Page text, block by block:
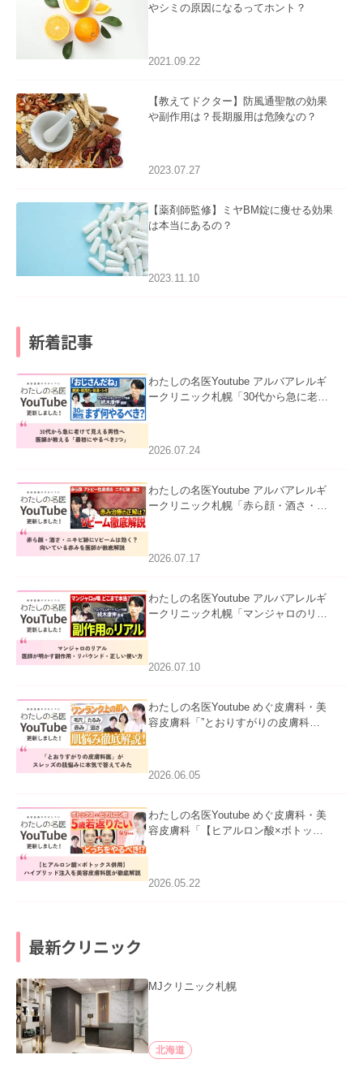
やシミの原因になるってホント？
2021.09.22
【教えてドクター】防風通聖散の効果
や副作用は？長期服用は危険なの？
2023.07.27
【薬剤師監修】ミヤBM錠に痩せる効果
は本当にあるの？
2023.11.10
新着記事
わたしの名医Youtube アルバアレルギ
ークリニック札幌「30代から急に老け
た。
2026.07.24
わたしの名医Youtube アルバアレルギ
ークリニック札幌「赤ら顔・酒さ・ニ
ました。
2026.07.17
わたしの名医Youtube アルバアレルギ
ークリニック札幌「マンジャロのリア
た。
2026.07.10
わたしの名医Youtube めぐ皮膚科・美
容皮膚科「”とおりすがりの皮膚科
2026.06.05
わたしの名医Youtube めぐ皮膚科・美
容皮膚科「【ヒアルロン酸×ボトック
た。
2026.05.22
最新クリニック
MJクリニック札幌
北海道